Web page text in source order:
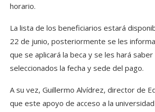
horario.
La lista de los beneficiarios estará
22 de junio, posteriormente se les
que se aplicará la beca y se les hará saber
seleccionados la fecha y sede del pago.
A su vez, Guillermo Alvídrez, director de
que este apoyo de acceso a la